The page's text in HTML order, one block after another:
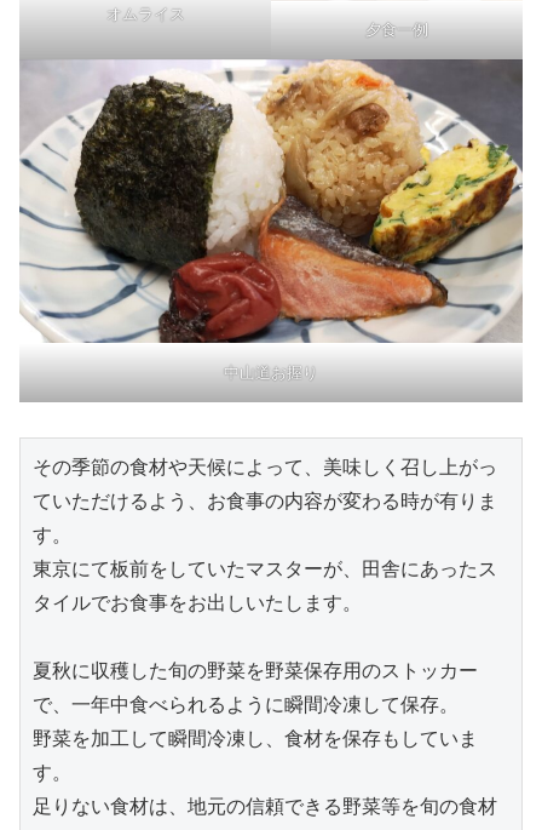
オムライス
夕食一例
中山道お握り
その季節の食材や天候によって、美味しく召し上がっ
ていただけるよう、お食事の内容が変わる時が有りま
す。
東京にて板前をしていたマスターが、田舎にあったス
タイルでお食事をお出しいたします。
夏秋に収穫した旬の野菜を野菜保存用のストッカー
で、一年中食べられるように瞬間冷凍して保存。
野菜を加工して瞬間冷凍し、食材を保存もしていま
す。
足りない食材は、地元の信頼できる野菜等を旬の食材